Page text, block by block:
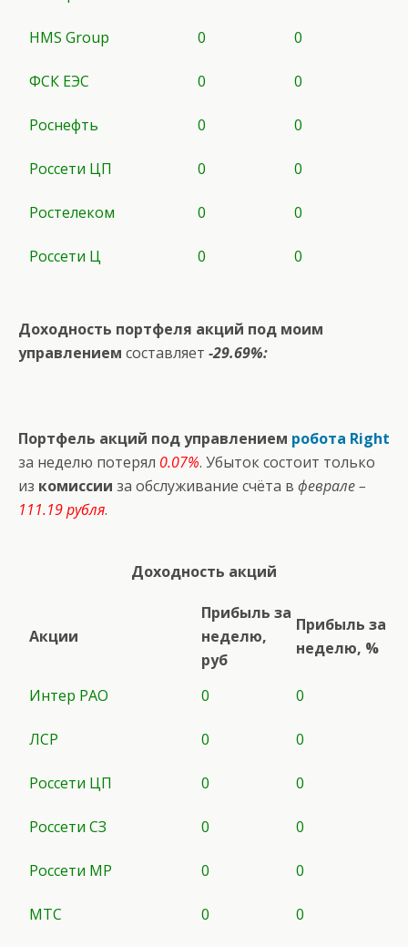
HMS Group 0 0
ФСК ЕЭС 0 0
Роснефть 0 0
Россети ЦП 0 0
Ростелеком 0 0
Россети Ц 0 0
Доходность портфеля акций под моим
управлением составляет -29.69%:
Портфель акций под управлением робота Right
за неделю потерял 0.07%. Убыток состоит только
из комиссии за обслуживание счёта в феврале –
111.19 рубля.
Доходность акций
Акции
Прибыль за
неделю,
руб
Прибыль за
неделю, %
Интер РАО 0 0
ЛСР 0 0
Россети ЦП 0 0
Россети СЗ 0 0
Россети МР 0 0
МТС 0 0